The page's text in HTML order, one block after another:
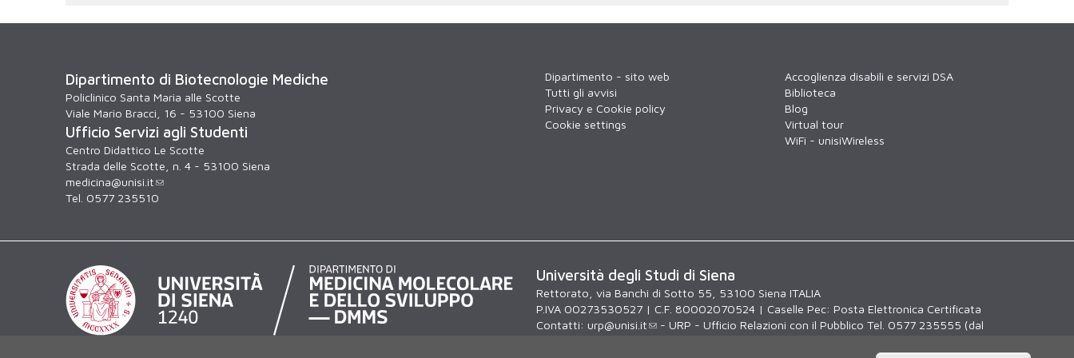
Dipartimento di Biotecnologie Mediche
Policlinico Santa Maria alle Scotte
Viale Mario Bracci, 16 - 53100 Siena
Ufficio Servizi agli Studenti
Centro Didattico Le Scotte
Strada delle Scotte, n. 4 - 53100 Siena
medicina@unisi.it
Tel. 0577 235510
Dipartimento - sito web
Tutti gli avvisi
Privacy e Cookie policy
Cookie settings
Accoglienza disabili e servizi DSA
Biblioteca
Blog
Virtual tour
WiFi - unisiWireless
Università degli Studi di Siena
Rettorato, via Banchi di Sotto 55, 53100 Siena ITALIA
P.IVA 00273530527 | C.F. 80002070524 | Caselle Pec: Posta Elettronica Certificata
Contatti: urp@unisi.it
- URP - Ufficio Relazioni con il Pubblico Tel. 0577 235555 (dal